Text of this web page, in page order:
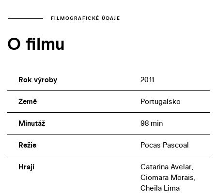
FILMOGRAFICKÉ ÚDAJE
O filmu
Rok výroby 2011
Země Portugalsko
Minutáž 98 min
Režie Pocas Pascoal
Hrají
Catarina Avelar,
Ciomara Morais,
Cheila Lima